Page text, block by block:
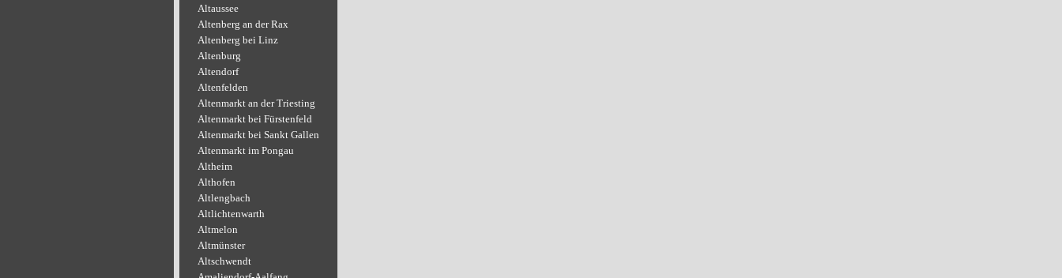
Altaussee
Altenberg an der Rax
Altenberg bei Linz
Altenburg
Altendorf
Altenfelden
Altenmarkt an der Triesting
Altenmarkt bei Fürstenfeld
Altenmarkt bei Sankt Gallen
Altenmarkt im Pongau
Altheim
Althofen
Altlengbach
Altlichtenwarth
Altmelon
Altmünster
Altschwendt